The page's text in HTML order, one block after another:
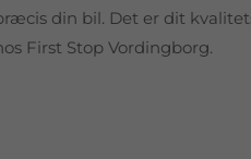
din bil. Det er dit
First Stop Vordingborg.